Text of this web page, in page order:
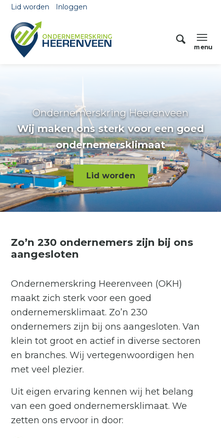
Lid worden Inloggen
Ondernemerskring Heerenveen
Wij maken ons sterk voor een goed
ondernemersklimaat
Lid worden
Zo’n 230 ondernemers zijn bij ons
aangesloten
Ondernemerskring Heerenveen (OKH)
maakt zich sterk voor een goed
ondernemersklimaat. Zo’n 230
ondernemers zijn bij ons aangesloten. Van
klein tot groot en actief in diverse sectoren
en branches. Wij vertegenwoordigen hen
met veel plezier.
Uit eigen ervaring kennen wij het belang
van een goed ondernemersklimaat. We
zetten ons ervoor in door: